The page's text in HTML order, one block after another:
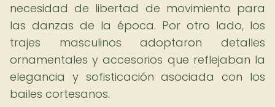
necesidad de libertad de movimiento para
las danzas de la época. Por otro lado, los
trajes masculinos adoptaron detalles
ornamentales y accesorios que reflejaban la
elegancia y sofisticación asociada con los
bailes cortesanos.